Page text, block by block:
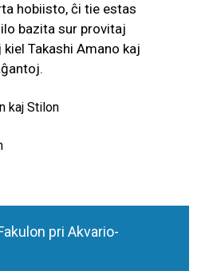
hobiisto, ĉi tie estas
bazita sur provitaj
Takashi Amano kaj
kaj Stilon
pri Akvario-